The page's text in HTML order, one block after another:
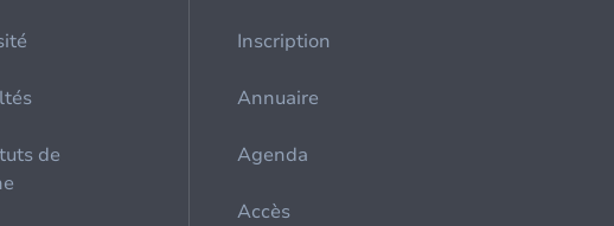
de
Inscription
Annuaire
Agenda
Accès